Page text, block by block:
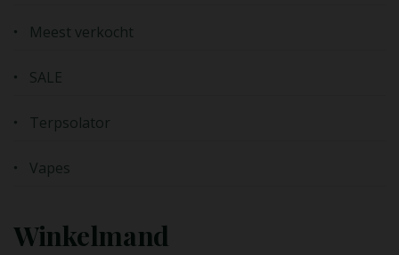
Meest verkocht
SALE
Terpsolator
Vapes
Winkelmand